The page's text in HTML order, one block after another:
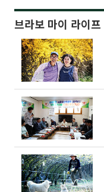
브라보 마이 라이프